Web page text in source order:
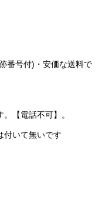
番号付)・安価な送料で
【電話不可】。
付いて無いです